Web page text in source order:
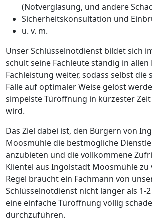
(Notverglasung, und andere
Sicherheitskonsultation und
u. v. m.
Unser Schlüsselnotdienst bildet sich
schult seine Fachleute ständig in allen
Fachleistung weiter, sodass selbst die
Fälle auf optimaler Weise gelöst
simpelste Türöffnung in kürzester
wird.
Das Ziel dabei ist, den Bürgern von
Moosmühle die bestmögliche
anzubieten und die vollkommene
Klientel aus Ingolstadt Moosmühle zu
Regel braucht ein Fachmann von
Schlüsselnotdienst nicht länger als 1-
eine einfache Türöffnung völlig
durchzuführen.